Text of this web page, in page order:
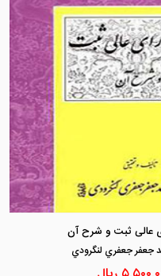
عالی ثبت و شرح آن
جعفر جعفري لنگرودي